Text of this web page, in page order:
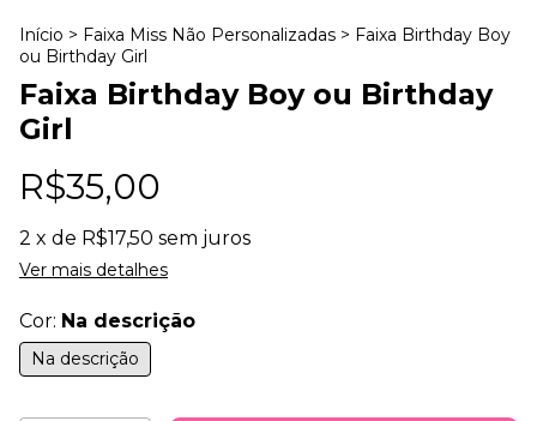
Início > Faixa Miss Não Personalizadas > Faixa Birthday Boy
ou Birthday Girl
Faixa Birthday Boy ou Birthday
Girl
R$35,00
2 x de R$17,50 sem juros
Ver mais detalhes
Cor: Na descrição
Na descrição